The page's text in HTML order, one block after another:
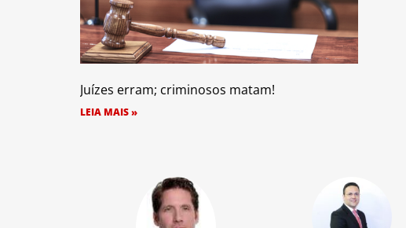
Juízes erram; criminosos matam!
LEIA MAIS »